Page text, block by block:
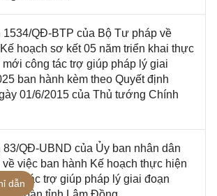
1534/QĐ-BTP của Bộ Tư pháp về
hoạch sơ kết 05 năm triển khai thực
công tác trợ giúp pháp lý giai
ban hành kèm theo Quyết định
01/6/2015 của Thủ tướng Chính
83/QĐ-UBND của Ủy ban nhân dân
việc ban hành Kế hoạch thực hiện
tác trợ giúp pháp lý giai đoạn
dẫn